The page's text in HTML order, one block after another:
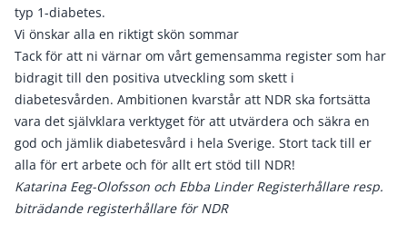
typ 1-diabetes.
Vi önskar alla en riktigt skön sommar
Tack för att ni värnar om vårt gemensamma register som har
bidragit till den positiva utveckling som skett i
diabetesvården. Ambitionen kvarstår att NDR ska fortsätta
vara det självklara verktyget för att utvärdera och säkra en
god och jämlik diabetesvård i hela Sverige. Stort tack till er
alla för ert arbete och för allt ert stöd till NDR!
Katarina Eeg-Olofsson och Ebba Linder Registerhållare resp.
biträdande registerhållare för NDR